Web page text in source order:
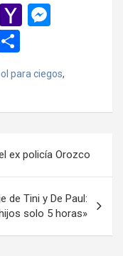
G
Y
o
o
ail
n
g
m
p
tir
para ciegos,
ex policía Orozco
de Tini y De Paul:
solo 5 horas»